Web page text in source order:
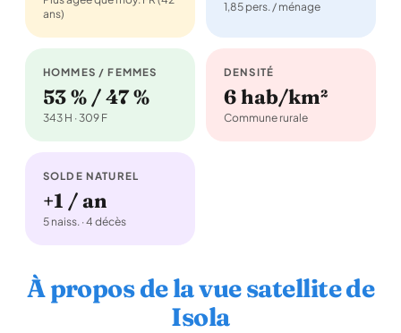
ans)
1,85 pers. / ménage
HOMMES / FEMMES
53 % / 47 %
343 H · 309 F
DENSITÉ
6 hab/km²
Commune rurale
SOLDE NATUREL
+1 / an
5 naiss. · 4 décès
À propos de la vue satellite de
Isola